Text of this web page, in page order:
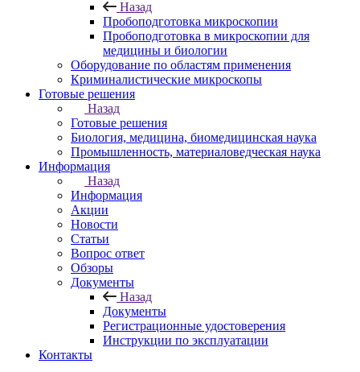
Назад
Пробоподготовка микроскопии
Пробоподготовка в микроскопии для
медицины и биологии
Оборудование по областям применения
Криминалистические микроскопы
Готовые решения
Назад
Готовые решения
Биология, медицина, биомедицинская наука
Промышленность, материаловедческая наука
Информация
Назад
Информация
Акции
Новости
Статьи
Вопрос ответ
Обзоры
Документы
Назад
Документы
Регистрационные удостоверения
Инструкции по эксплуатации
Контакты